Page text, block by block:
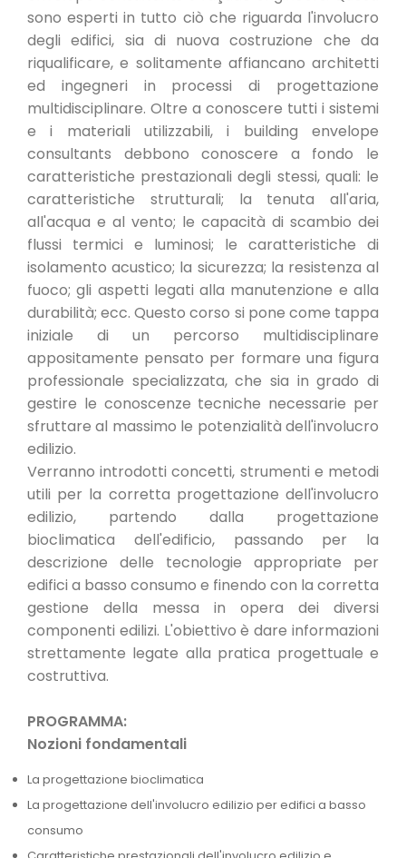
sono esperti in tutto ciò che riguarda l'involucro
degli edifici, sia di nuova costruzione che da
riqualificare, e solitamente affiancano architetti
ed ingegneri in processi di progettazione
multidisciplinare. Oltre a conoscere tutti i sistemi
e i materiali utilizzabili, i building envelope
consultants debbono conoscere a fondo le
caratteristiche prestazionali degli stessi, quali: le
caratteristiche strutturali; la tenuta all'aria,
all'acqua e al vento; le capacità di scambio dei
flussi termici e luminosi; le caratteristiche di
isolamento acustico; la sicurezza; la resistenza al
fuoco; gli aspetti legati alla manutenzione e alla
durabilità; ecc. Questo corso si pone come tappa
iniziale di un percorso multidisciplinare
appositamente pensato per formare una figura
professionale specializzata, che sia in grado di
gestire le conoscenze tecniche necessarie per
sfruttare al massimo le potenzialità dell'involucro
edilizio.
Verranno introdotti concetti, strumenti e metodi
utili per la corretta progettazione dell'involucro
edilizio, partendo dalla progettazione
bioclimatica dell'edificio, passando per la
descrizione delle tecnologie appropriate per
edifici a basso consumo e finendo con la corretta
gestione della messa in opera dei diversi
componenti edilizi. L'obiettivo è dare informazioni
strettamente legate alla pratica progettuale e
costruttiva.
PROGRAMMA:
Nozioni fondamentali
La progettazione bioclimatica
La progettazione dell'involucro edilizio per edifici a basso
consumo